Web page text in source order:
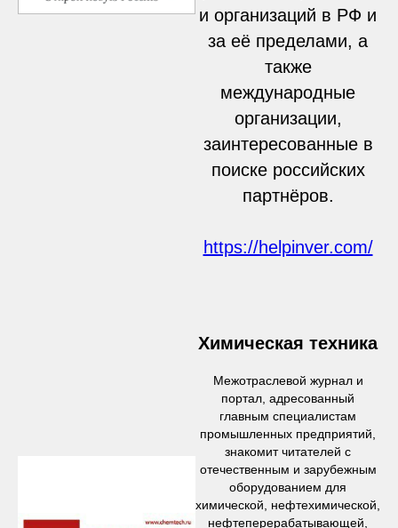
и организаций в РФ и
за её пределами, а
также
международные
организации,
заинтересованные в
поиске российских
партнёров.
https://helpinver.com/
Химическая техника
Межотраслевой журнал и
портал, адресованный
главным специалистам
промышленных предприятий,
знакомит читателей с
отечественным и зарубежным
оборудованием для
химической, нефтехимической,
нефтеперерабатывающей,